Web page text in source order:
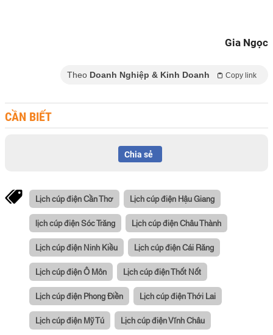
Gia Ngọc
Theo Doanh Nghiệp & Kinh Doanh Copy link
CẦN BIẾT
Chia sẻ
Lịch cúp điện Cần Thơ Lịch cúp điện Hậu Giang
lịch cúp điện Sóc Trăng Lịch cúp điện Châu Thành
Lịch cúp điện Ninh Kiều Lịch cúp điện Cái Răng
Lịch cúp điện Ô Môn Lịch cúp điện Thốt Nốt
Lịch cúp điện Phong Điền Lịch cúp điện Thới Lai
Lịch cúp điện Mỹ Tú Lịch cúp điện Vĩnh Châu